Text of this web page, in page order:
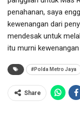
penahanan, saya
kewenangan dari
mendesak untuk
itu murni
#Polda Metro Jaya
Share